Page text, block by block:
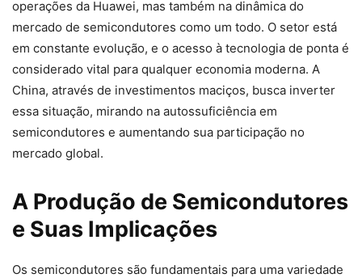
operações da Huawei, mas também na dinâmica do
mercado de semicondutores como um todo. O setor está
em constante evolução, e o acesso à tecnologia de ponta é
considerado vital para qualquer economia moderna. A
China, através de investimentos maciços, busca inverter
essa situação, mirando na autossuficiência em
semicondutores e aumentando sua participação no
mercado global.
A Produção de Semicondutores
e Suas Implicações
Os semicondutores são fundamentais para uma variedade